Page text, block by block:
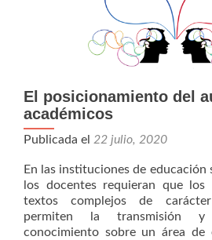
El posicionamiento del
académicos
Publicada el 22 julio, 2020
En las instituciones de educación
los docentes requieran que los
textos complejos de
permiten la transmisión y
conocimiento sobre un área de